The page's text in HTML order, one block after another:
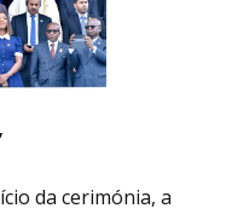
da cerimónia, a